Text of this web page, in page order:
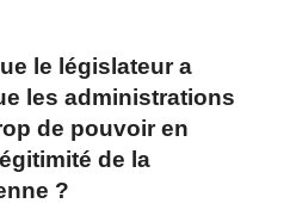
le législateur a
les administrations
de pouvoir en
de la
?